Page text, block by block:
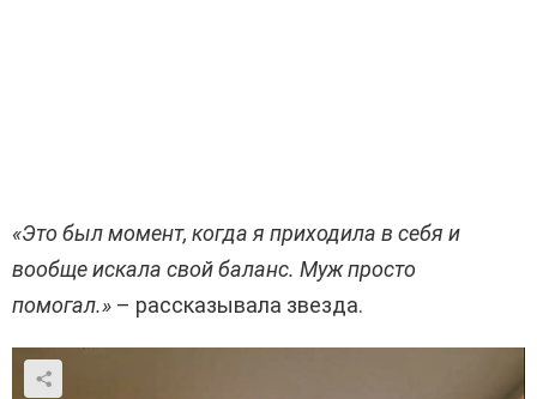
«Это был момент, когда я приходила в себя и
вообще искала свой баланс. Муж просто
помогал.» – рассказывала звезда.